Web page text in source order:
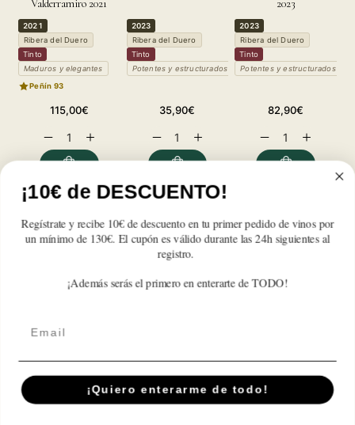
Valderramiro 2021
2021
Ribera del Duero
Tinto
Maduros y elegantes
Peñín 93
Precio
115,00€
Reducir
cantidad
para
de
Martín
2019
Aumentar
cantidad
para
de
Martín
2019
2023
Ribera del Duero
Tinto
Potentes y estructurados
Precio
35,90€
Reducir
cantidad
para
de
Martín
2019
Aumentar
cantidad
para
de
Martín
2019
2023
2023
Ribera del Duero
Tinto
Potentes y estructurados
Precio
82,90€
Reducir
cantidad
para
Martín
2019
Aumentar
cantidad
para
Malleolus
Martín
2019
Sé el primero en escribir una reseña
Suscríbete A Nuestra Newsletter
¡10€ de DESCUENTO!
Regístrate y recibe 10€ de descuento en tu primer pedido de vinos por
un mínimo de 130€. El cupón es válido durante las 24h siguientes al
registro.
¡Además serás el primero en enterarte de TODO!
¡Quiero enterarme de todo!